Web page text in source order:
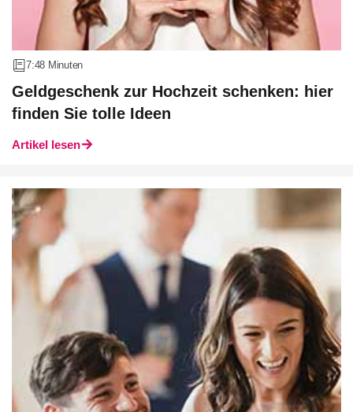
7:48 Minuten
Geldgeschenk zur Hochzeit schenken: hier
finden Sie tolle Ideen
Artikel lesen